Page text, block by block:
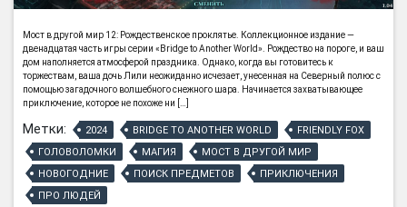
Мост в другой мир 12: Рождественское проклятье. Коллекционное издание —
двенадцатая часть игры серии «Bridge to Another World». Рождество на пороге, и ваш
дом наполняется атмосферой праздника. Однако, когда вы готовитесь к
торжествам, ваша дочь Лили неожиданно исчезает, унесенная на Северный полюс с
помощью загадочного волшебного снежного шара. Начинается захватывающее
приключение, которое не похоже ни […]
Метки: 2024 BRIDGE TO ANOTHER WORLD
FRIENDLY FOX
ГОЛОВОЛОМКИ
МАГИЯ
МОСТ В ДРУГОЙ МИР
НОВОГОДНИЕ
ПОИСК ПРЕДМЕТОВ
ПРИКЛЮЧЕНИЯ
ПРО ЛЮДЕЙ